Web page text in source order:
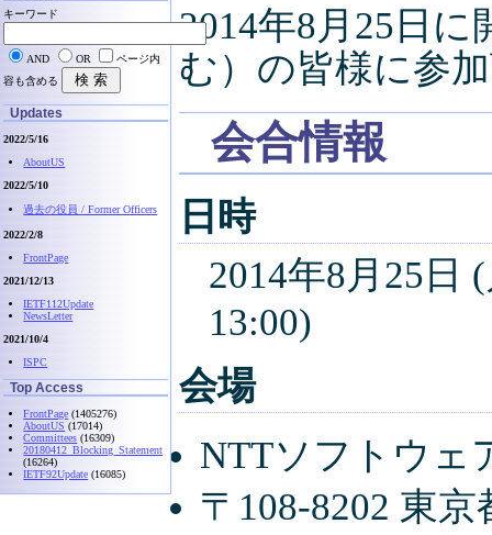
2014年8月25日
む）の皆様に参
会合情報
日時
2014年8月25日
13:00)
会場
NTTソフトウェ
〒108-8202 東
キーワード
AND OR
ページ内
容も含める
Updates
2022/5/16
AboutUS
2022/5/10
過去の役員 / Former Officers
2022/2/8
FrontPage
2021/12/13
IETF112Update
NewsLetter
2021/10/4
ISPC
Top Access
FrontPage (1405276)
AboutUS (17014)
Committees (16309)
20180412_Blocking_Statement
(16264)
IETF92Update (16085)